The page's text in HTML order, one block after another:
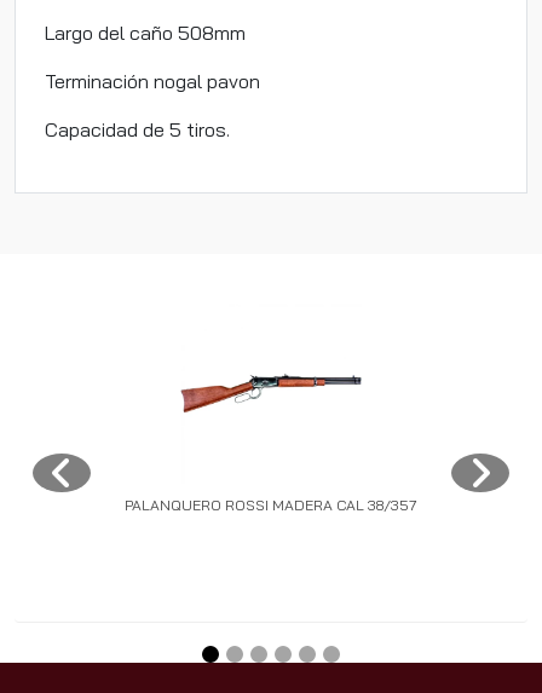
Largo del caño 508mm
Terminación nogal pavon
Capacidad de 5 tiros.
PALANQUERO ROSSI MADERA CAL 38/357